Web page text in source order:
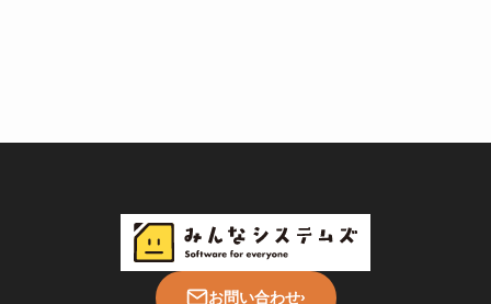
お問い合わせ›